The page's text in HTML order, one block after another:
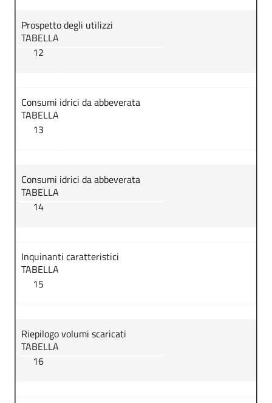
Prospetto degli utilizzi
TABELLA
12
Consumi idrici da abbeverata
TABELLA
13
Consumi idrici da abbeverata
TABELLA
14
Inquinanti caratteristici
TABELLA
15
Riepilogo volumi scaricati
TABELLA
16